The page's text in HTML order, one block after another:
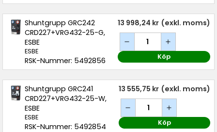
Shuntgrupp GRC242
CRD227+VRG432-25-G,
ESBE
ESBE
RSK-Nummer: 5492856
13 998,24 kr (exkl. moms)
Köp
Shuntgrupp GRC241
CRD227+VRG432-25-W,
ESBE
ESBE
RSK-Nummer: 5492854
13 555,75 kr (exkl. moms)
Köp